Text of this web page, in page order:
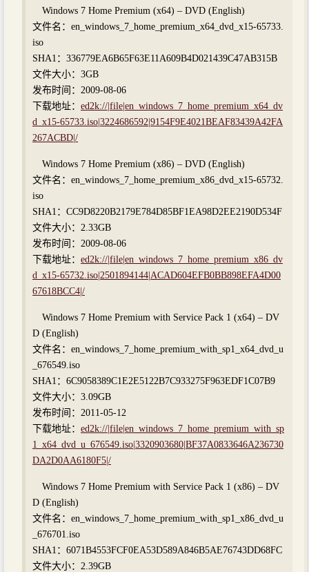
Windows 7 Home Premium (x64) – DVD (English)
文件名：en_windows_7_home_premium_x64_dvd_x15-65733.
iso
SHA1：336779EA6B65F63E11A609B4D021439C47AB315B
文件大小：3GB
发布时间：2009-08-06
下载地址： ed2k://|file|en_windows_7_home_premium_x64_dv
d_x15-65733.iso|3224686592|9154F9E4021BEAF83439A42FA
267ACBD|/
Windows 7 Home Premium (x86) – DVD (English)
文件名：en_windows_7_home_premium_x86_dvd_x15-65732.
iso
SHA1：CC9D8220B2179E784D85BF1EA98D2EE2190D534F
文件大小：2.33GB
发布时间：2009-08-06
下载地址： ed2k://|file|en_windows_7_home_premium_x86_dv
d_x15-65732.iso|2501894144|ACAD604EFB0BB898EFA4D00
67618BCC4|/
Windows 7 Home Premium with Service Pack 1 (x64) – DV
D (English)
文件名：en_windows_7_home_premium_with_sp1_x64_dvd_u
_676549.iso
SHA1：6C9058389C1E2E5122B7C933275F963EDF1C07B9
文件大小：3.09GB
发布时间：2011-05-12
下载地址： ed2k://|file|en_windows_7_home_premium_with_sp
1_x64_dvd_u_676549.iso|3320903680|BF37A0833646A236730
DA2D0AA6180F5|/
Windows 7 Home Premium with Service Pack 1 (x86) – DV
D (English)
文件名：en_windows_7_home_premium_with_sp1_x86_dvd_u
_676701.iso
SHA1：6071B4553FCF0EA53D589A846B5AE76743DD68FC
文件大小：2.39GB